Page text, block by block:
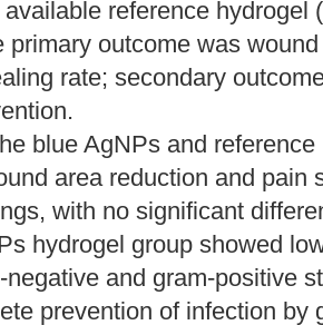
reference hydrogel
primary outcome was
rate; secondary
blue AgNPs and
area reduction and pain
with no significant
hydrogel group showed
negative and gram-positive
prevention of infection by